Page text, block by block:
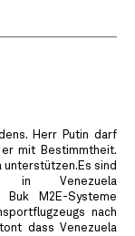
Herr Putin darf
mit Bestimmtheit.
unterstützen.Es sind
in Venezuela
M2E-Systeme
nach
dass Venezuela